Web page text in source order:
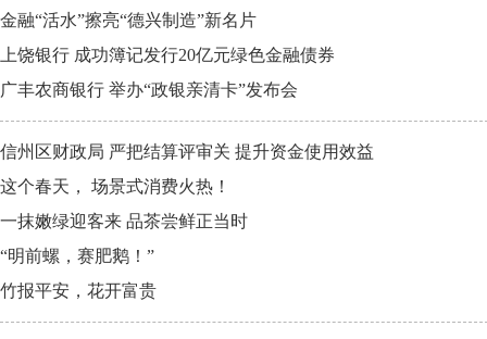
金融“活水”擦亮“德兴制造”新名片
上饶银行 成功簿记发行20亿元绿色金融债券
广丰农商银行 举办“政银亲清卡”发布会
信州区财政局 严把结算评审关 提升资金使用效益
这个春天， 场景式消费火热！
一抹嫩绿迎客来 品茶尝鲜正当时
“明前螺，赛肥鹅！”
竹报平安，花开富贵